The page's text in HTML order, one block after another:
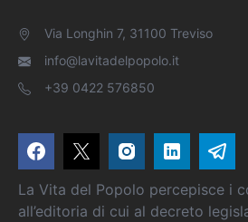
Via Longhin 7, 31100 Treviso
info@lavitadelpopolo.it
+39 0422 576850
La Vita del Popolo percepisce i
all’editoria di cui al decreto